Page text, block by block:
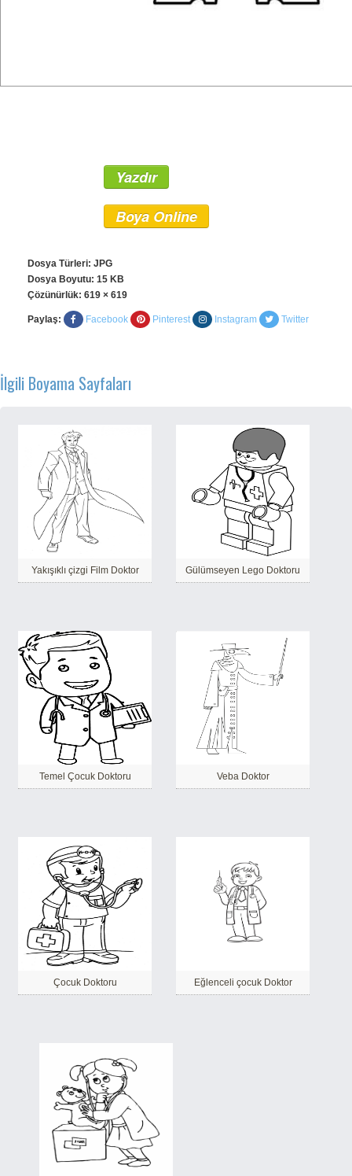
Yazdır
Boya Online
Dosya Türleri: JPG
Dosya Boyutu: 15 KB
Çözünürlük: 619 × 619
Paylaş: Facebook Pinterest Instagram Twitter
İlgili Boyama Sayfaları
Yakışıklı çizgi Film Doktor Gülümseyen Lego Doktoru
Temel Çocuk Doktoru Veba Doktor
Çocuk Doktoru Eğlenceli çocuk Doktor